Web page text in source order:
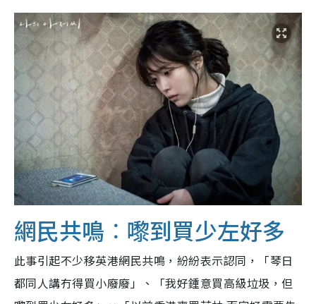
網民共鳴︰嚟到買少左好多
此事引起不少移英港網民共鳴，紛紛表示認同，「琴日
都同人講冇得買小廢廢」、「我好鍾意買高級垃圾，但